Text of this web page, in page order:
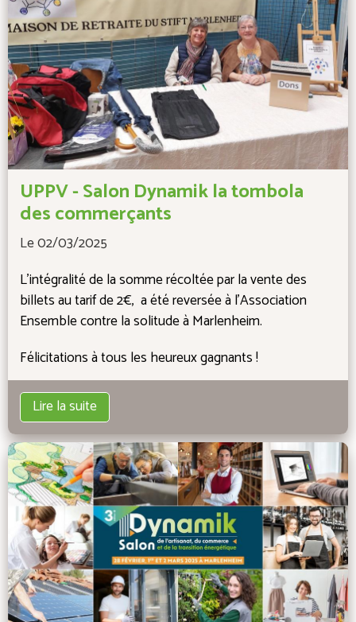
UPPV - Salon Dynamik la tombola
des commerçants
Le 02/03/2025
L'intégralité de la somme récoltée par la vente des
billets au tarif de 2€, a été reversée à l'Association
Ensemble contre la solitude à Marlenheim.
Félicitations à tous les heureux gagnants !
Lire la suite